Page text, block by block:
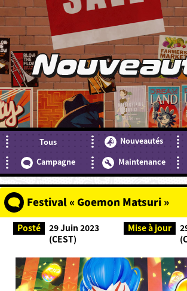
Tous Nouveautés
Campagne
Maintenance
Festival « Goemon Matsuri »
Posté
29 Juin 2023
(CEST)
Mise à jour